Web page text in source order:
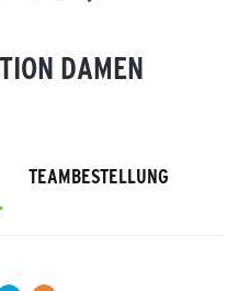
DAMEN
TEAMBESTELLUNG